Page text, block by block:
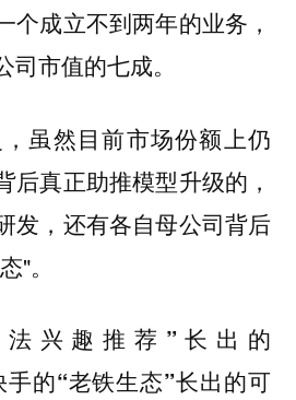
个成立不到两年的业务，
市值的七成。
，虽然目前市场份额上仍
后真正助推模型升级的，
发，还有各自母公司背后
"。
兴趣推荐”长出的
的“老铁生态”长出的可